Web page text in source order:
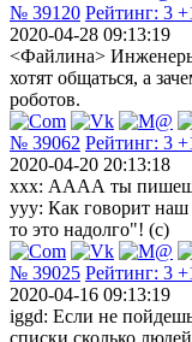
№ 39120 Рейтинг: 3
2020-04-28 09:13:19
<Файлина>
хотят общаться, а
роботов.
№ 39062 Рейтинг: 3
2020-04-20 20:13:18
xxx: АААА ты
yyy: Как говорит
то это надолго"! (с)
№ 39025 Рейтинг: 3
2020-04-16 09:13:19
iggd: Если не
списки сколько